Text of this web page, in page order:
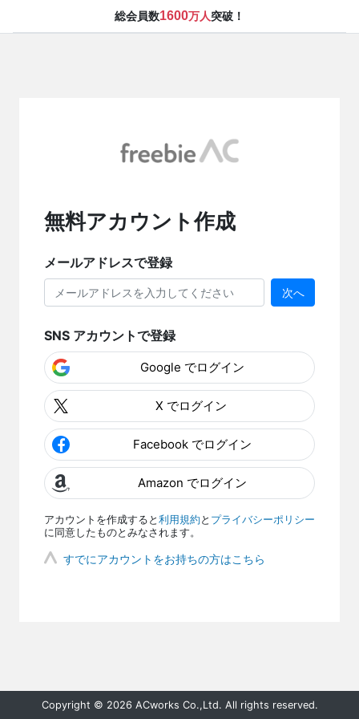
総会員数1600万人突破！
無料アカウント作成
メールアドレスで登録
次へ
SNS アカウントで登録
Google でログイン
X でログイン
Facebook でログイン
Amazon でログイン
アカウントを作成すると 利用規約 と プライバシーポリシー
に同意したものとみなされます。
すでにアカウントをお持ちの方はこちら
Copyright © 2026 ACworks Co.,Ltd. All rights reserved.